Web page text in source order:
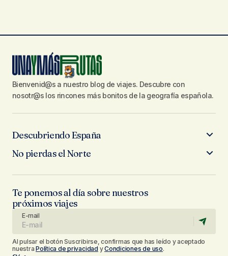
Bienvenid@s a nuestro blog de viajes. Descubre con
nosotr@s los rincones más bonitos de la geografía española.
Descubriendo España
No pierdas el Norte
Te ponemos al día sobre nuestros
próximos viajes
E-mail
Al pulsar el botón Suscribirse, confirmas que has leído y aceptado
nuestraPolítica de privacidad yCondiciones de uso.